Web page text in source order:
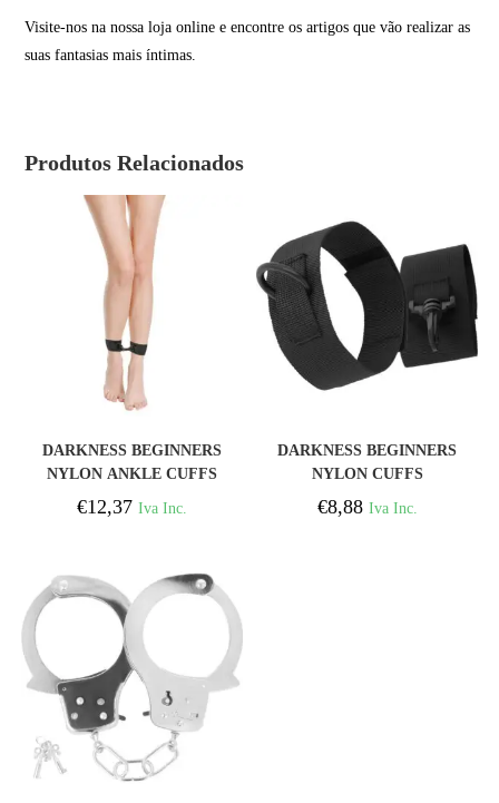
Visite-nos na nossa loja online e encontre os artigos que vão realizar as
suas fantasias mais íntimas.
Produtos Relacionados
DARKNESS BEGINNERS
NYLON ANKLE CUFFS
BLACK
€12,37 Iva Inc.
DARKNESS BEGINNERS
NYLON CUFFS
€8,88 Iva Inc.